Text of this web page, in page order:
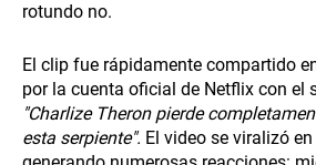
rotundo no.
El clip fue rápidamente compartido
por la cuenta oficial de Netflix con el
"Charlize Theron pierde
esta serpiente". El video se viralizó